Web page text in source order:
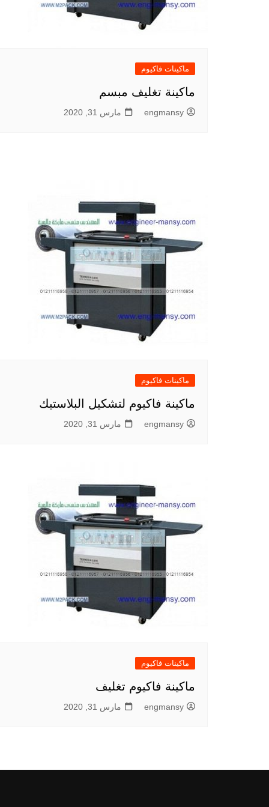
ماكينات فاكيوم
ماكينة تغليف مبسم
engmansy مارس 31, 2020
ماكينات فاكيوم
ماكينة فاكيوم لتشكيل البلاستيك
engmansy مارس 31, 2020
ماكينات فاكيوم
ماكينة فاكيوم تغليف
engmansy مارس 31, 2020